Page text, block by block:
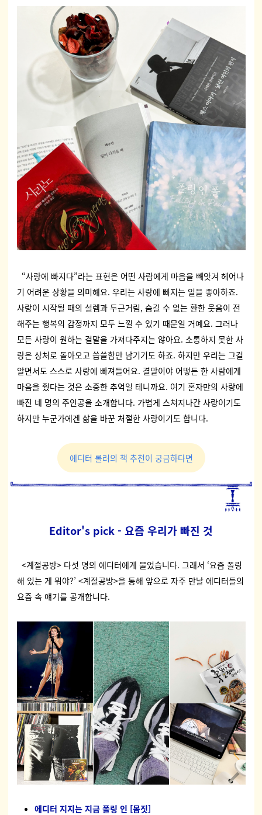
“사랑에 빠지다”라는 표현은 어떤 사람에게 마음을 빼앗겨 헤어나
기 어려운 상황을 의미해요. 우리는 사랑에 빠지는 일을 좋아하죠.
사랑이 시작될 때의 설렘과 두근거림, 숨길 수 없는 환한 웃음이 전
해주는 행복의 감정까지 모두 느낄 수 있기 때문일 거예요. 그러나
모든 사랑이 원하는 결말을 가져다주지는 않아요. 소통하지 못한 사
랑은 상처로 돌아오고 씁쓸함만 남기기도 하죠. 하지만 우리는 그걸
알면서도 스스로 사랑에 빠져들어요. 결말이야 어떻든 한 사람에게
마음을 줬다는 것은 소중한 추억일 테니까요. 여기 혼자만의 사랑에
빠진 네 명의 주인공을 소개합니다. 가볍게 스쳐지나간 사랑이기도
하지만 누군가에겐 삶을 바꾼 처절한 사랑이기도 합니다.
에디터 롤러의 책 추천이 궁금하다면
Editor's pick - 요즘 우리가 빠진 것
<계절공방> 다섯 명의 에디터에게 물었습니다. 그래서 ‘요즘 폴링
해 있는 게 뭐야?’ <계절공방>을 통해 앞으로 자주 만날 에디터들의
요즘 속 얘기를 공개합니다.
에디터 지지는 지금 폴링 인 [몸짓]